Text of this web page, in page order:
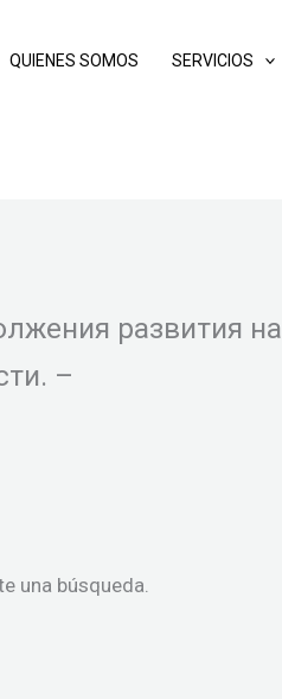
QUIENES SOMOS SERVICIOS
развития
–
una búsqueda.